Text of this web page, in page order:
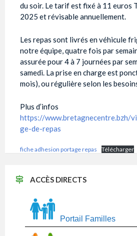
du soir. Le tarif est fixé à 11 euros
2025 et révisable annuellement.
Les repas sont livrés en véhicule
notre équipe, quatre fois par
assurée pour 4 à 7 journées par
samedi. La prise en charge est
mois), ou régulière selon les
Plus d’infos
https://www.bretagnecentre.bzh/
ge-de-repas
fiche adhesion portage repas Télécharger
ACCÈS DIRECTS
Portail Familles